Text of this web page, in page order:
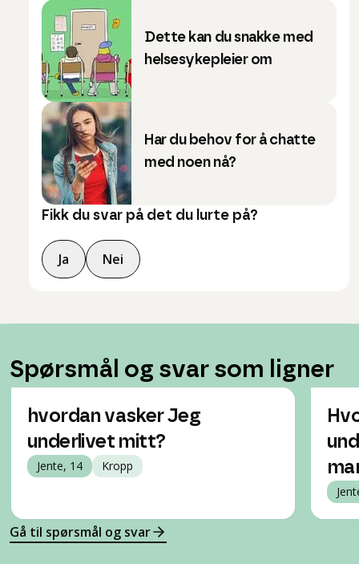
Dette kan du snakke med
helsesykepleier om
Har du behov for å chatte
med noen nå?
Fikk du svar på det du lurte på?
Ja Nei
Spørsmål og svar som ligner
hvordan vasker Jeg
underlivet mitt?
Jente, 14 Kropp
Gå til spørsmål og svar